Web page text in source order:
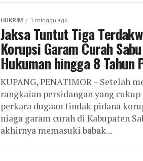
HUKRIM 1 minggu ago
Jaksa Tuntut Tiga
Korupsi Garam Curah
Hukuman hingga 8 Tahun
KUPANG, PENATIMOR – Setelah
rangkaian persidangan yang cukup
perkara dugaan tindak pidana
niaga garam curah di Kabupaten
akhirnya memasuki babak...